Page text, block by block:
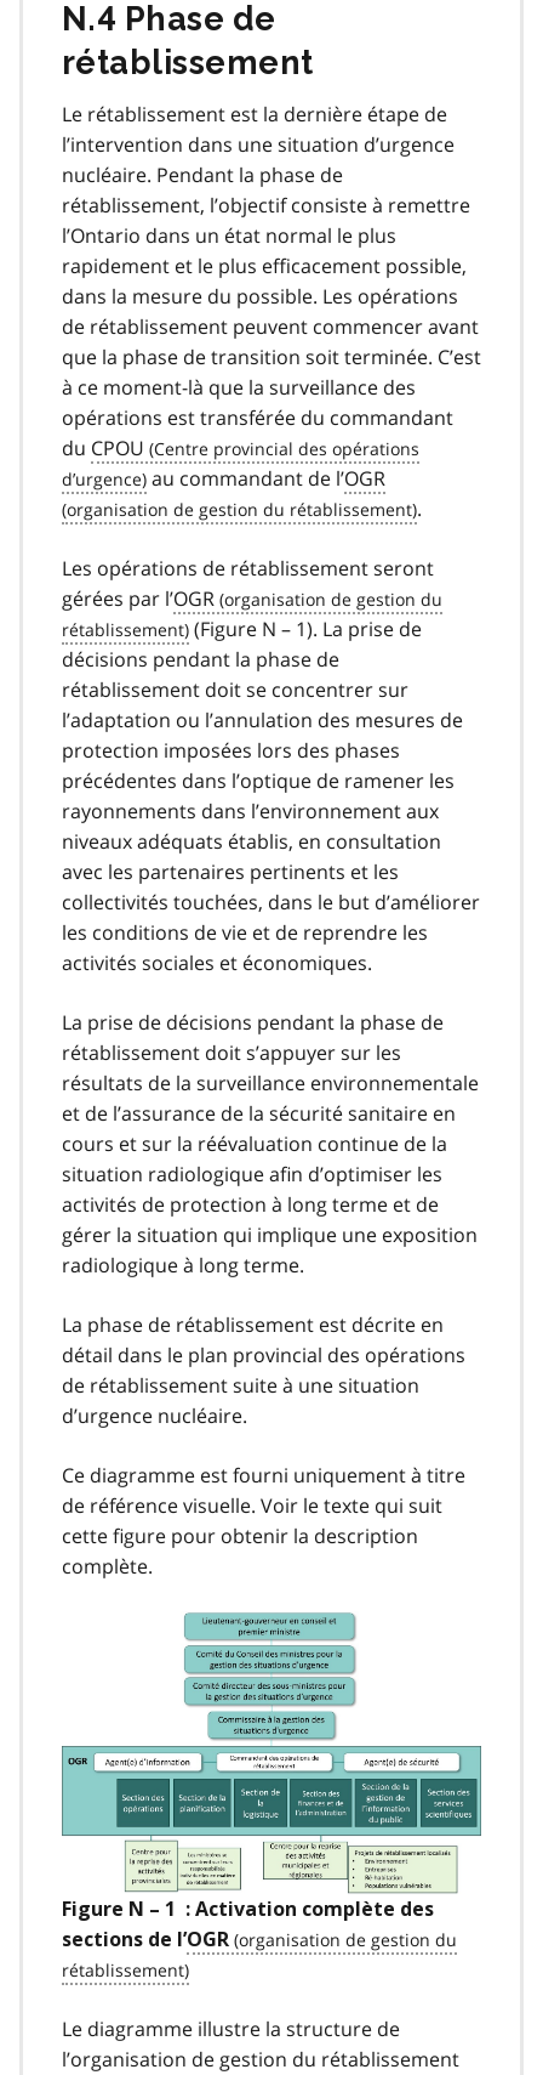
N.4 Phase de
rétablissement
Le rétablissement est la dernière étape de
l’intervention dans une situation d’urgence
nucléaire. Pendant la phase de
rétablissement, l’objectif consiste à remettre
l’Ontario dans un état normal le plus
rapidement et le plus efficacement possible,
dans la mesure du possible. Les opérations
de rétablissement peuvent commencer avant
que la phase de transition soit terminée. C’est
à ce moment-là que la surveillance des
opérations est transférée du commandant
du CPOU
au commandant de l’OGR
.
Les opérations de rétablissement seront
gérées par l’OGR
(Figure N – 1). La prise de
décisions pendant la phase de
rétablissement doit se concentrer sur
l’adaptation ou l’annulation des mesures de
protection imposées lors des phases
précédentes dans l’optique de ramener les
rayonnements dans l’environnement aux
niveaux adéquats établis, en consultation
avec les partenaires pertinents et les
collectivités touchées, dans le but d’améliorer
les conditions de vie et de reprendre les
activités sociales et économiques.
La prise de décisions pendant la phase de
rétablissement doit s’appuyer sur les
résultats de la surveillance environnementale
et de l’assurance de la sécurité sanitaire en
cours et sur la réévaluation continue de la
situation radiologique afin d’optimiser les
activités de protection à long terme et de
gérer la situation qui implique une exposition
radiologique à long terme.
La phase de rétablissement est décrite en
détail dans le plan provincial des opérations
de rétablissement suite à une situation
d’urgence nucléaire.
Ce diagramme est fourni uniquement à titre
de référence visuelle. Voir le texte qui suit
cette figure pour obtenir la description
complète.
Figure N – 1 : Activation complète des
sections de l’OGR
Le diagramme illustre la structure de
l’organisation de gestion du rétablissement